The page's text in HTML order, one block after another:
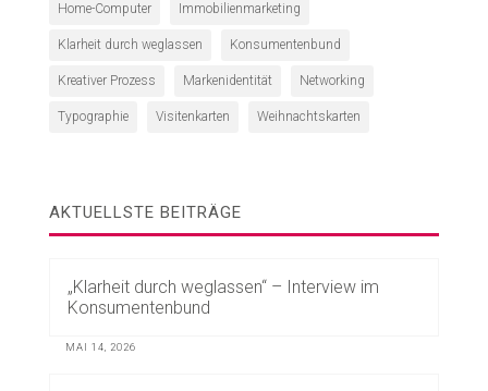
Home-Computer Immobilienmarketing
Klarheit durch weglassen Konsumentenbund
Kreativer Prozess Markenidentität Networking
Typographie Visitenkarten Weihnachtskarten
AKTUELLSTE BEITRÄGE
„Klarheit durch weglassen“ – Interview im
Konsumentenbund
MAI 14, 2026